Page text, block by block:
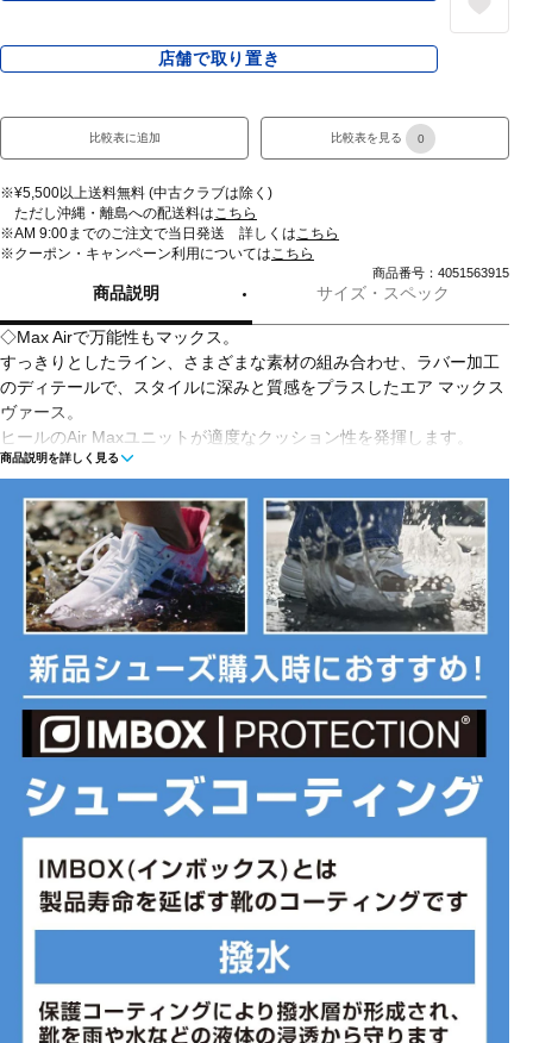
店舗で取り置き
比較表に追加 比較表を見る 0
※¥5,500以上送料無料 (中古クラブは除く)
ただし沖縄・離島への配送料はこちら
※AM 9:00までのご注文で当日発送 詳しくはこちら
※クーポン・キャンペーン利用についてはこちら
商品番号：4051563915
商品説明 サイズ・スペック
◇Max Airで万能性もマックス。
すっきりとしたライン、さまざまな素材の組み合わせ、ラバー加工
のディテールで、スタイルに深みと質感をプラスしたエア マックス
ヴァース。
ヒールのAir Maxユニットが適度なクッション性を発揮します。
クリーム×ホワイト(009：ソフトパール/ピュアプラチナ/ソフトパー
ル/ホワイト/ガムメッドブラウン)
■甲材(アッパー)：合成繊維+天然皮革
■底材(ソール)：ゴム底
■生産国：インドネシア
■2025 Summer モデル
※ブランドやシリーズによっては甲高や幅等小さめに作られている
ことがあります。あくまで目安としてご判断ください。
※こちらの商品は店頭と在庫を共有しているためパッケージの一部
破損や試着による若干の汚損がある場合がございます。初期不良以
外、上記の理由による返品交換は致しかねます。予めご了承いただ
けますようよろしくお願いします。
■メーカー型番：FV1302009
商品説明を詳しく見る